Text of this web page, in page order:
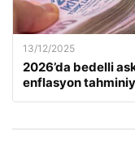
13/12/2025
2026’da bedelli
enflasyon